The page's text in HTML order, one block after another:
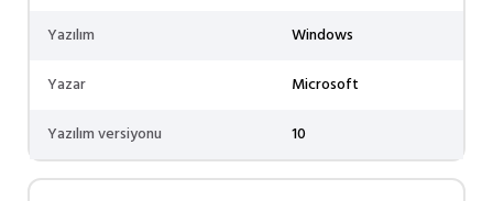
Yazılım
Windows
Yazar
Microsoft
Yazılım versiyonu
10